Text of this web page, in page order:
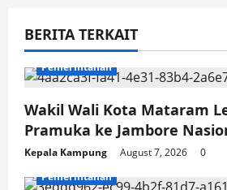
a
t
i
o
n
BERITA TERKAIT
Pemerintahan
Wakil Wali Kota Mataram
Pramuka ke Jambore
Kepala Kampung August 7, 2026
0
Pemerintahan